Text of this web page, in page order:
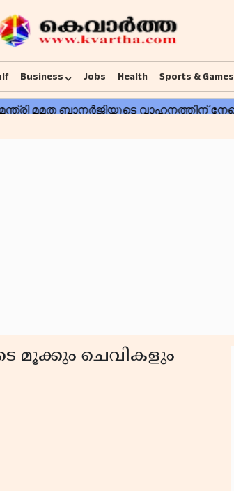
Business Jobs Health Sports & Games
മൂക്കും ചെവികളും